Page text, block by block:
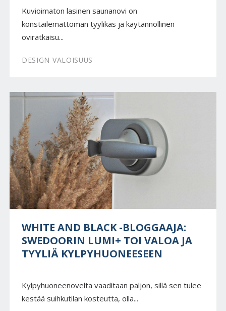
Kuvioimaton lasinen saunanovi on
konstailemattoman tyylikäs ja käytännöllinen
oviratkaisu...
DESIGN VALOISUUS
WHITE AND BLACK -BLOGGAAJA:
SWEDOORIN LUMI+ TOI VALOA JA
TYYLIÄ KYLPYHUONEESEEN
Kylpyhuoneenovelta vaaditaan paljon, sillä sen tulee
kestää suihkutilan kosteutta, olla...